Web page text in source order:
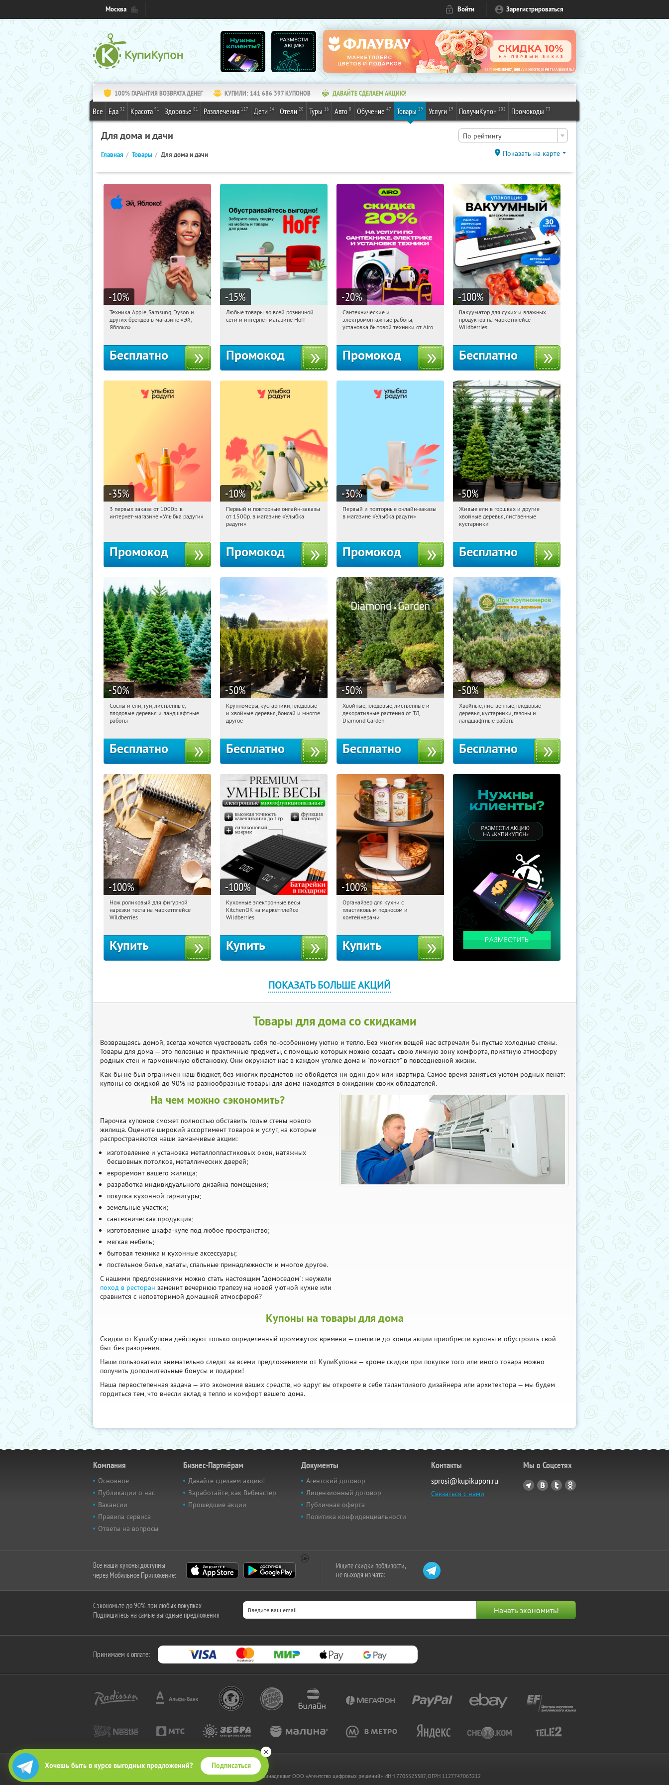
Хочешь быть в курсе выгодных предложений? Подписаться
Москва Войти Зарегистрироваться
100% ГАРАНТИЯ ВОЗВРАТА ДЕНЕГ КУПИЛИ: 141 686 397КУПОНОВ ДАВАЙТЕ СДЕЛАЕМ АКЦИЮ!
Все Еда 32 Красота 91 Здоровье 81 Развлечения 127 Дети 54 Отели 20 Туры 16 Авто 8 Обучение 47 Товары 29 Услуги 19 ПолучиКупон 202 Промокоды 73
Для дома и дачи По рейтингу
Главная Товары Для дома и дачи Показать на карте
-10%
20:48:14
Получи первым!
Багратионовская
Техника Apple, Samsung, Dyson и
других брендов в магазине «Эй,
Яблоко»
Бесплатно
-15%
20:48:14 Получили:
Любые товары во всей розничной
сети и интернет-магазине Hoff
Промокод
-20%
20:48:14
г. Москва
Сантехнические и
электромонтажные работы,
установка бытовой техники от Airo
Промокод
-100%
20:48:14 Получили:186
Россия
Вакууматор для сухих и влажных
продуктов на маркетплейсе
Wildberries
Бесплатно
-35%
20:48:14 Получили:
3 первых заказа от 1000р. в
интернет-магазине «Улыбка радуги»
Промокод
-10%
20:48:14 Получили:1
Россия
Первый и повторные онлайн-заказы
от 1500р. в магазине «Улыбка
радуги»
Промокод
-30%
20:48:14 Получили:2
Первый и повторные онлайн-заказы
в магазине «Улыбка радуги»
Промокод
-50%
20:48:14 Получили:
Московская обл., г. Химки,
Живые ели в горшках и другие
хвойные деревья, лиственные
кустарники
Бесплатно
-50%
20:48:14 Получили:
Московская обл., г. Химки,
Сосны и ели, туи, лиственные,
плодовые деревья и ландшафтные
работы
Бесплатно
-50%
20:48:14 Получили:28
Москва, Рябиновая улица, 17
Крупномеры, кустарники, плодовые
и хвойные деревья, бонсай и многое
другое
Бесплатно
-50%
20:48:14 Получили:
Выставочная
Хвойные, плодовые, лиственные и
декоративные растения от ТД
Diamond Garden
Бесплатно
-50%
20:48:14 Получили:
Павелецкая
Угрешская
Хвойные, лиственные, плодовые
деревья, кустарники, газоны и
ландшафтные работы
Бесплатно
-100%
20:48:14 Получили:
Россия
Нож роликовый для фигурной
нарезки теста на маркетплейсе
Wildberries
Купить
-100%
20:48:14 Получили:
Россия
Кухонные электронные весы
KitchenOK на маркетплейсе
Wildberries
Купить
-100%
20:48:14 Получили:
Россия
Органайзер для кухни с
пластиковым подносом и
контейнерами
Купить
ПОКАЗАТЬ БОЛЬШЕ АКЦИЙ
Товары для дома со скидками
Возвращаясь домой, всегда хочется чувствовать себя по-особенному уютно и тепло. Без многих вещей нас встречали бы пустые холодные стены.
Товары для дома — это полезные и практичные предметы, с помощью которых можно создать свою личную зону комфорта, приятную атмосферу
родных стен и гармоничную обстановку. Они окружают нас в каждом уголке дома и "помогают" в повседневной жизни.
Как бы не был ограничен наш бюджет, без многих предметов не обойдется ни один дом или квартира. Самое время заняться уютом родных пенат:
купоны со скидкой до 90% на разнообразные товары для дома находятся в ожидании своих обладателей.
На чем можно сэкономить?
Парочка купонов сможет полностью обставить голые стены нового
жилища. Оцените широкий ассортимент товаров и услуг, на которые
распространяются наши заманчивые акции:
изготовление и установка металлопластиковых окон, натяжных
бесшовных потолков, металлических дверей;
евроремонт вашего жилища;
разработка индивидуального дизайна помещения;
покупка кухонной гарнитуры;
земельные участки;
сантехническая продукция;
изготовление шкафа-купе под любое пространство;
мягкая мебель;
бытовая техника и кухонные аксессуары;
постельное белье, халаты, спальные принадлежности и многое другое.
С нашими предложениями можно стать настоящим "домоседом": неужели
поход в ресторан заменит вечернюю трапезу на новой уютной кухне или
сравнится с неповторимой домашней атмосферой?
Купоны на товары для дома
Скидки от КупиКупона действуют только определенный промежуток времени — спешите до конца акции приобрести купоны и обустроить свой
быт без разорения.
Наши пользователи внимательно следят за всеми предложениями от КупиКупона — кроме скидки при покупке того или иного товара можно
получить дополнительные бонусы и подарки!
Наша первостепенная задача — это экономия ваших средств, но вдруг вы откроете в себе талантливого дизайнера или архитектора — мы будем
гордиться тем, что внесли вклад в тепло и комфорт вашего дома.
Компания
Основное
Публикации о нас
Вакансии
Правила сервиса
Ответы на вопросы
Бизнес-Партнёрам
Давайте сделаем акцию!
Заработайте, как Вебмастер
Прошедшие акции
Документы
Агентский договор
Лицензионный договор
Публичная оферта
Политика конфиденциальности
Контакты
sprosi@kupikupon.ru
Связаться с нами
Мы в Соцсетях
Все наши купоны доступны
через Мобильное Приложение:
Ищите скидки поблизости,
не выходя из чата:
Сэкономьте до 90% при любых покупках
Подпишитесь на самые выгодные предложения
Принимаем к оплате:
2010-2026 © КупиКупон. Все права защищены.
Все права на товарный знак "КупиКупон" и на сайт www.kupikupon.ru принадлежат OOO «Агентство цифровых решений» ИНН 7705523387, ОГРН 1127747063212